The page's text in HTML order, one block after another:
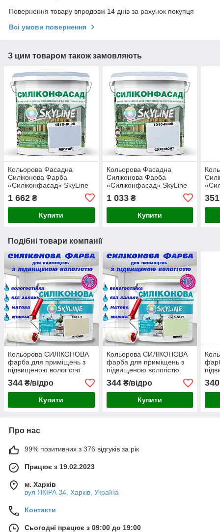
Повернення товару впродовж 14 днів за рахунок покупця
Всі умови повернення
З цим товаром також замовляють
Кольорова Фасадна
Силіконова Фарба
«Силіконфасад» SkyLine
1 662 ₴
Купити
Кольорова Фасадна
Силіконова Фарба
«Силіконфасад» SkyLine
1010-R80B Суремонт 3л
1 033₴
Купити
351
Подібні товари компанії
Кольорова СИЛІКОНОВА
фарба для приміщень з
підвищеною вологістю
миюча протигрибкова
матова емаль SkyLine
Кремін 1 л
344 ₴/відро
Купити
Кольорова СИЛІКОНОВА
фарба для приміщень з
підвищеною вологістю
миюча протигрибкова
матова емаль SkyLine
Лессі 1 л
344₴/відро
Купити
340
Про нас
99% позитивних з 376 відгуків за рік
Працює з 19.02.2023
м. Харків
вул ЯКІРА 34, Харків, Україна
Контакти
Сьогодні працює з 09:00 до 19:00